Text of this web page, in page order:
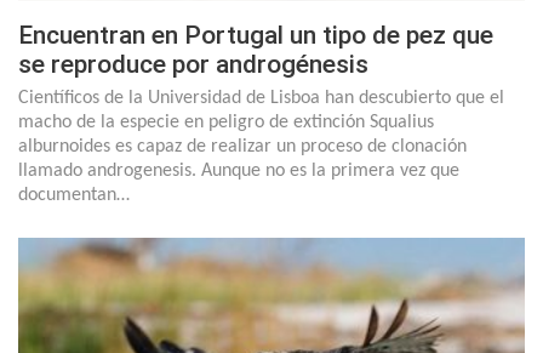
Encuentran en Portugal un tipo de pez que
se reproduce por androgénesis
Científicos de la Universidad de Lisboa han descubierto que el
macho de la especie en peligro de extinción Squalius
alburnoides es capaz de realizar un proceso de clonación
llamado androgenesis. Aunque no es la primera vez que
documentan…